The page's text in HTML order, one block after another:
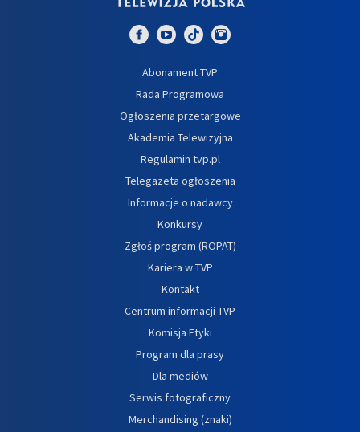
Abonament TVP
Rada Programowa
Ogłoszenia przetargowe
Akademia Telewizyjna
Regulamin tvp.pl
Telegazeta ogłoszenia
Informacje o nadawcy
Konkursy
Zgłoś program (ROPAT)
Kariera w TVP
Kontakt
Centrum informacji TVP
Komisja Etyki
Program dla prasy
Dla mediów
Serwis fotograficzny
Merchandising (znaki)